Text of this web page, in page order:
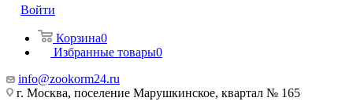
Войти
Корзина0
Избранные товары0
info@zookorm24.ru
г. Москва, поселение Марушкинское, квартал № 165